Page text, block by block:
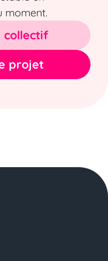
moment.
collectif
projet